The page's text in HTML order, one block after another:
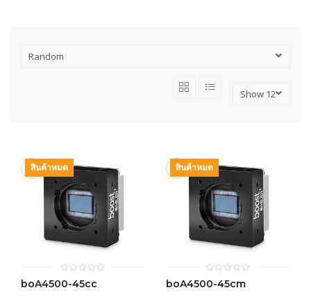
สินค้าหมด
0
out
boA4500-45cc
สินค้าหมด
0
out
boA4500-45cm